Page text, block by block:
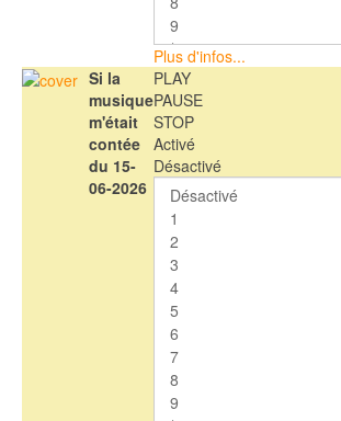
Plus d'infos...
Si la
musique
m'était
contée
du 15-
06-2026
PLAY
PAUSE
STOP
Activé
Désactivé